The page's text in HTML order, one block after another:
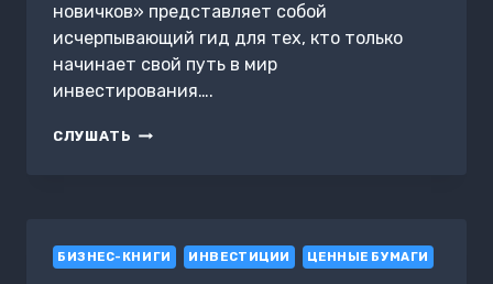
новичков» представляет собой
исчерпывающий гид для тех, кто только
начинает свой путь в мир
инвестирования….
СЛУШАТЬ ФИНАНСОВОЕ
БИЗНЕС-КНИГИ ИНВЕСТИЦИИ ЦЕННЫЕ БУМАГИ